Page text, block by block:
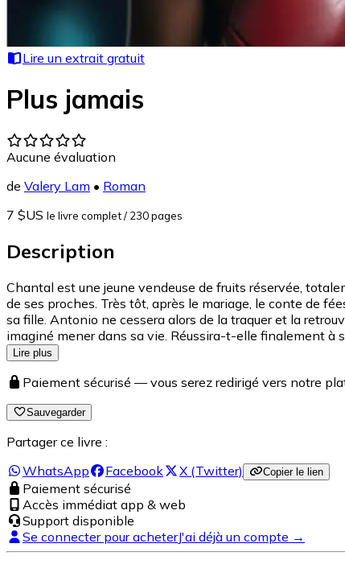
Lire un extrait gratuit
Plus jamais
Aucune évaluation
de Valery Lam • Roman
7 $US le livre complet/ 230 pages
Description
Chantal est une jeune vendeuse de fruits réservée,
de ses proches. Très tôt, après le mariage, le conte de
sa fille. Antonio ne cessera alors de la traquer et la
imaginé mener dans sa vie. Réussira-t-elle finalement à
Lire plus
Paiement sécurisé — vous serez redirigé vers notre
Sauvegarder
Partager ce livre :
WhatsApp
Facebook X (Twitter) Copier le lien
Paiement sécurisé
Accès immédiat app & web
Support disponible
Se connecter pour acheterJ'ai déjà un compte →